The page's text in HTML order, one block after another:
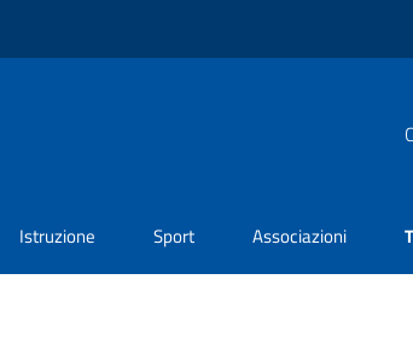
Istruzione Sport Associazioni